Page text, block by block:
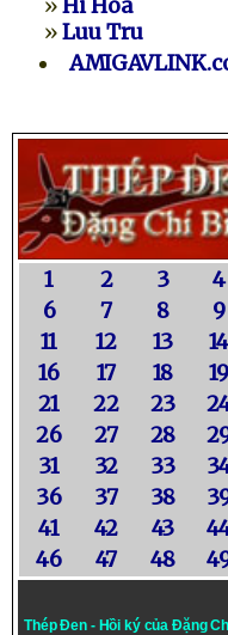
»Hi Hoa
»Luu Tru
1 2 3 4
6
7 8 9
11
12 13
16
17 18 19
21
22 23
26
27 28
31
32 33
36
37 38
41
42 43
46
47 48
Thép Đen - Hồi ký của Đặng